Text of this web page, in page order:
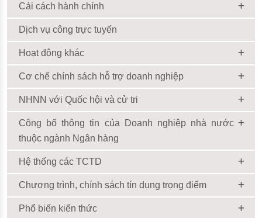
Cải cách hành chính
Dịch vụ công trực tuyến
Hoạt động khác
Cơ chế chính sách hỗ trợ doanh nghiệp
NHNN với Quốc hội và cử tri
Công bố thông tin của Doanh nghiệp nhà nước
thuộc ngành Ngân hàng
Hệ thống các TCTD
Chương trình, chính sách tín dụng trọng điểm
Phổ biến kiến thức